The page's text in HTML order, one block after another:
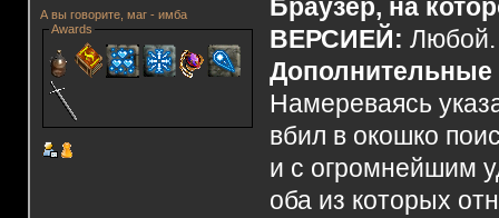
А вы говорите, маг - имба
Awards
Браузер, на
ВЕРСИЕЙ:Любой.
Дополнительные
Намереваясь
вбил в окошко
и с огромнейшим
оба из которых